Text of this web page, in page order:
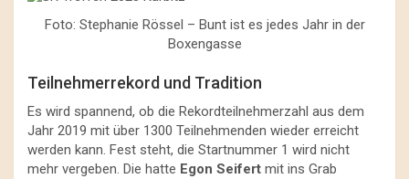
Foto: Stephanie Rössel – Bunt ist es jedes Jahr in der
Boxengasse
Teilnehmerrekord und Tradition
Es wird spannend, ob die Rekordteilnehmerzahl aus dem
Jahr 2019 mit über 1300 Teilnehmenden wieder erreicht
werden kann. Fest steht, die Startnummer 1 wird nicht
mehr vergeben. Die hatte Egon Seifert mit ins Grab